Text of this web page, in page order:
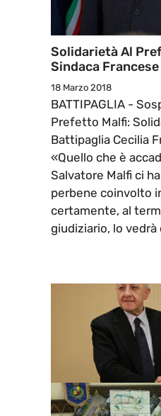
Solidarietà Al
Sindaca Francese
18 Marzo 2018
BATTIPAGLIA -
Prefetto Malfi:
Battipaglia Cecilia
«Quello che è
Salvatore Malfi ci
perbene coinvolto
certamente, al
giudiziario, lo